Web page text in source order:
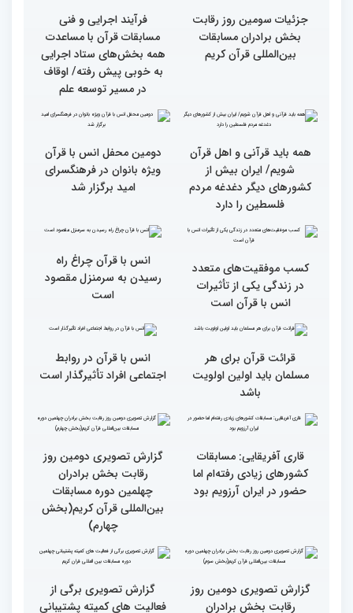
گزارش تصویری بازدید
از ابتهال‌خوانی بداهه در
دیدار متسابقان با
دکترخاموشی تا خوشنویسی
آیات منتخب/ حاشیه های
سومین روز مسابقات قرآن
جزئیات سومین روز رقابت
بخش برادران مسابقات
بین‌المللی قرآن کریم
فرآیند اجرایی و فنی
همه بخش‌های ستاد اجرایی
در مسیر توسعه علم
همه باید قرآنی و اهل قرآن
کشورهای دیگر دغدغه مردم
فلسطین را دارد
دومین محفل انس با قرآن
امید برگزار شد
در زندگی یکی از تأثیرات
انس با قرآن است
انس با قرآن چراغ راه
رسیدن به سرمنزل مقصود
است
مسلمان باید اولین اولویت
باشد
انس با قرآن در روابط
اجتماعی افراد تأثیرگذار است